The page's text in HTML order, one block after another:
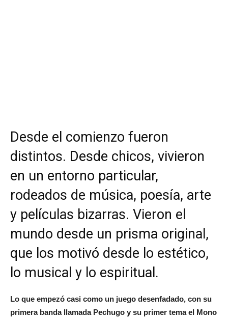
Desde el comienzo fueron
distintos. Desde chicos, vivieron
en un entorno particular,
rodeados de música, poesía, arte
y películas bizarras. Vieron el
mundo desde un prisma original,
que los motivó desde lo estético,
lo musical y lo espiritual.
Lo que empezó casi como un juego desenfadado, con su
primera banda llamada Pechugo y su primer tema el Mono